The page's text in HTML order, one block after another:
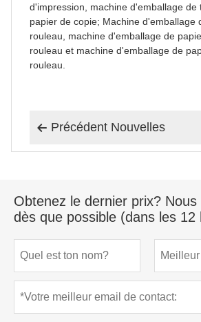
d'impression, machine d'emballage de
papier de copie; Machine d'emballage
rouleau, machine d'emballage de
rouleau et machine d'emballage de
rouleau.
 Précédent Nouvelles
Obtenez le dernier prix?
dès que possible (dans les 12